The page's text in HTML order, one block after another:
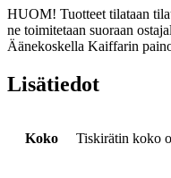
HUOM! Tuotteet tilataan
ne toimitetaan suoraan
Äänekoskella Kaiffarin
Lisätiedot
Koko Tiskirätin koko